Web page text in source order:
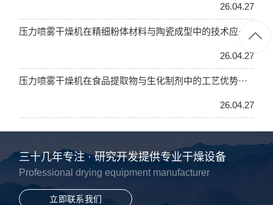
26.04.27
压力喷雾干燥机在精细粉体材料与陶瓷成型中的技术应···
26.04.27
压力喷雾干燥机在食品提取物与生化制剂中的工艺优势···
26.04.27
三十几年专注 · 研究开发提供专业干燥设备
Professional drying equipment manufacturer
立即联系我们